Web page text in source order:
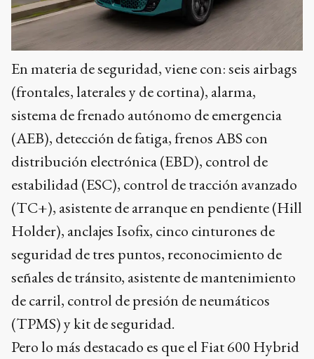
En materia de seguridad, viene con: seis airbags
(frontales, laterales y de cortina), alarma,
sistema de frenado autónomo de emergencia
(AEB), detección de fatiga, frenos ABS con
distribución electrónica (EBD), control de
estabilidad (ESC), control de tracción avanzado
(TC+), asistente de arranque en pendiente (Hill
Holder), anclajes Isofix, cinco cinturones de
seguridad de tres puntos, reconocimiento de
señales de tránsito, asistente de mantenimiento
de carril, control de presión de neumáticos
(TPMS) y kit de seguridad.
Pero lo más destacado es que el Fiat 600 Hybrid